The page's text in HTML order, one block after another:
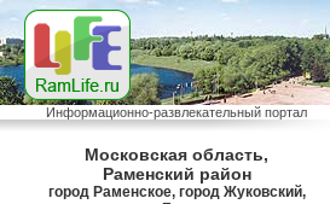
Информационно-развлекательный портал
Московская область,
Раменский район
город Раменское, город Жуковский,